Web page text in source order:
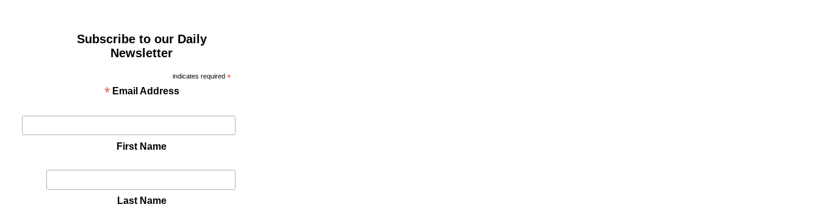
Subscribe to our Daily
Newsletter
*
indicates required
Email Address
*
First Name
Last Name